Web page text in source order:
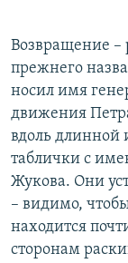
Возвращение –
прежнего
носил имя
движения
вдоль
таблички с
Жукова. Они
– видимо,
находится
сторонам